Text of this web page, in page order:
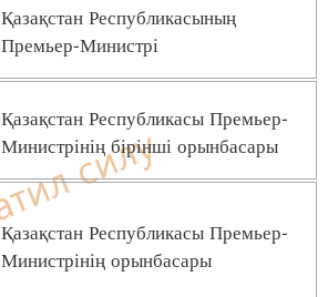
Қазақстан Республикасының
Премьер-Министрі
Қазақстан Республикасы Премьер-
Министрінің бірінші орынбасары
Қазақстан Республикасы Премьер-
Министрінің орынбасары